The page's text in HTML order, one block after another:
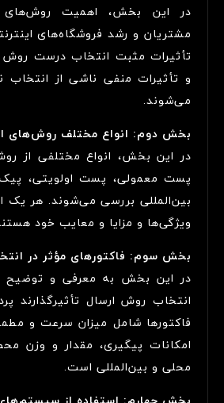
در این بخش، اهمیت روش‌های
مشتریان و رشد فروشگاه‌های
تأثیرات مثبت انتخاب درست روش
و تأثیرات منفی ناشی از
می‌شوند.
بخش دوم: انواع مختلف روش‌های
در این بخش، انواع مختلفی از
پست معمولی، پست اولویتی،
بین‌المللی بررسی می‌شوند. هر یک
ویژگی‌ها و مزایا و معایب خود
بخش سوم: فاکتورهای مؤثر در
در این بخش به معرفی و توضیح
انتخاب روش ارسال تأثیرگذارند
فاکتورها شامل میزان سرعت و
امکانات پیگیری، مقدار و وزن
محلی و بین‌المللی است.